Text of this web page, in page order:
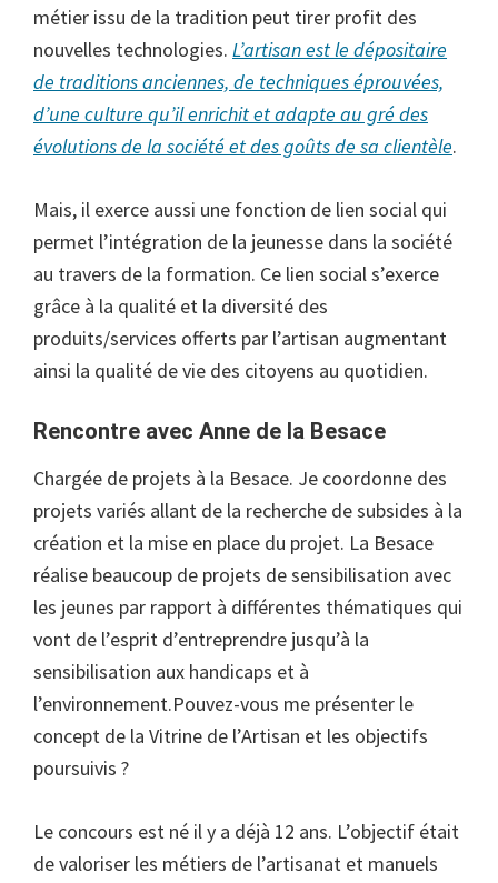
métier issu de la tradition peut tirer profit des
nouvelles technologies. L’artisan est le dépositaire
de traditions anciennes, de techniques éprouvées,
d’une culture qu’il enrichit et adapte au gré des
évolutions de la société et des goûts de sa clientèle.
Mais, il exerce aussi une fonction de lien social qui
permet l’intégration de la jeunesse dans la société
au travers de la formation. Ce lien social s’exerce
grâce à la qualité et la diversité des
produits/services offerts par l’artisan augmentant
ainsi la qualité de vie des citoyens au quotidien.
Rencontre avec Anne de la Besace
Chargée de projets à la Besace. Je coordonne des
projets variés allant de la recherche de subsides à la
création et la mise en place du projet. La Besace
réalise beaucoup de projets de sensibilisation avec
les jeunes par rapport à différentes thématiques qui
vont de l’esprit d’entreprendre jusqu’à la
sensibilisation aux handicaps et à
l’environnement.Pouvez-vous me présenter le
concept de la Vitrine de l’Artisan et les objectifs
poursuivis ?
Le concours est né il y a déjà 12 ans. L’objectif était
de valoriser les métiers de l’artisanat et manuels